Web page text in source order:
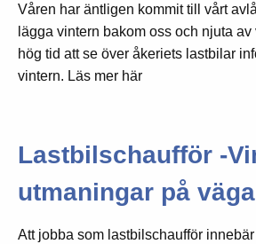
Våren har äntligen kommit till vårt
lägga vintern bakom oss och njuta
hög tid att se över åkeriets lastbilar
vintern. Läs mer här
Lastbilschaufför -
utmaningar på
Att jobba som lastbilschaufför